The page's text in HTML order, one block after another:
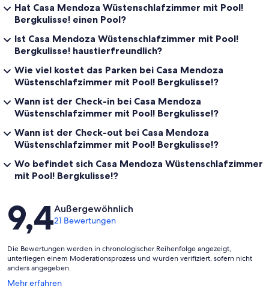
Hat Casa Mendoza Wüstenschlafzimmer mit Pool!
Bergkulisse! einen Pool?
Ist Casa Mendoza Wüstenschlafzimmer mit Pool!
Bergkulisse! haustierfreundlich?
Wie viel kostet das Parken bei Casa Mendoza
Wüstenschlafzimmer mit Pool! Bergkulisse!?
Wann ist der Check-in bei Casa Mendoza
Wüstenschlafzimmer mit Pool! Bergkulisse!?
Wann ist der Check-out bei Casa Mendoza
Wüstenschlafzimmer mit Pool! Bergkulisse!?
Wo befindet sich Casa Mendoza Wüstenschlafzimmer
mit Pool! Bergkulisse!?
Bewertungen
9,4Außergewöhnlich
21 Bewertungen
Die Bewertungen werden in chronologischer Reihenfolge angezeigt,
unterliegen einem Moderationsprozess und wurden verifiziert, sofern nicht
anders angegeben.
Mehr erfahren
Wird